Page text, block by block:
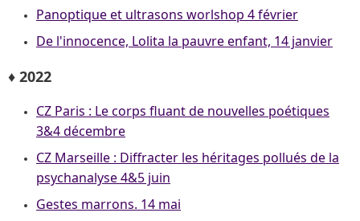
Panoptique et ultrasons worlshop 4 février
De l'innocence, Lolita la pauvre enfant, 14 janvier
♦ 2022
CZ Paris : Le corps fluant de nouvelles poétiques
3&4 décembre
CZ Marseille : Diffracter les héritages pollués de la
psychanalyse 4&5 juin
Gestes marrons. 14 mai